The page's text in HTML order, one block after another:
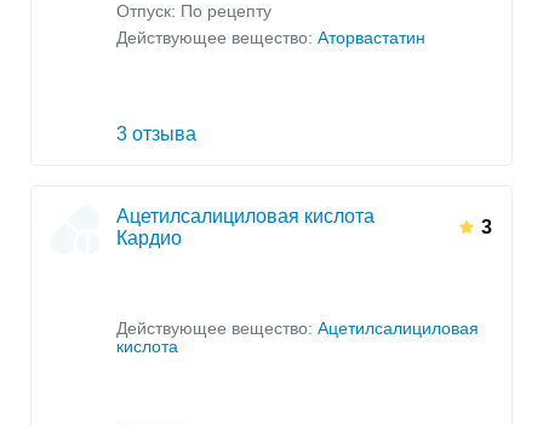
Отпуск: По рецепту
Действующее вещество: Аторвастатин
3 отзыва
Ацетилсалициловая кислота
Кардио
3
Действующее вещество: Ацетилсалициловая
кислота